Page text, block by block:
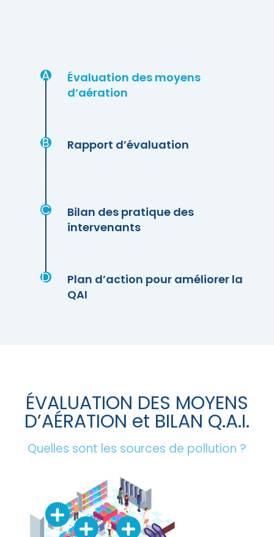
A
Évaluation des moyens
d’aération
B Rapport d’évaluation
C
Bilan des pratique des
intervenants
D
Plan d’action pour améliorer la
QAI
ÉVALUATION DES MOYENS
D’AÉRATION et BILAN Q.A.I.
Quelles sont les sources de pollution ?